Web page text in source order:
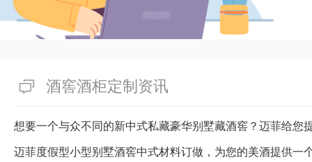
酒窖酒柜定制资讯
想要一个与众不同的新中式私藏豪华别墅藏酒窖？迈菲给您
迈菲度假型小型别墅酒窖中式材料订做，为您的美酒提供一